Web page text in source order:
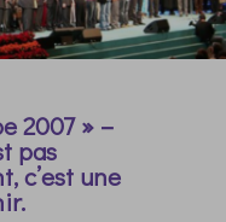
2007 » –
pas
c’est une